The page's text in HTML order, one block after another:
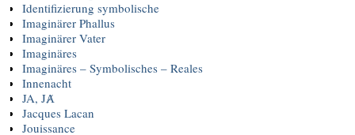
Identifizierung symbolische
Imaginärer Phallus
Imaginärer Vater
Imaginäres
Imaginäres – Symbolisches – Reales
Innenacht
JA, JȺ
Jacques Lacan
Jouissance